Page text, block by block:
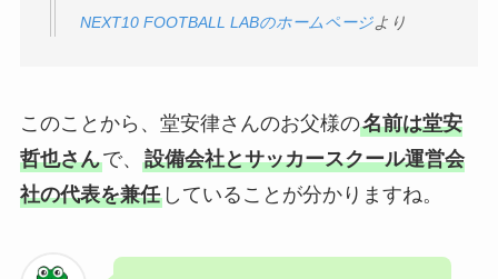
NEXT10 FOOTBALL LABのホームページより
このことから、堂安律さんのお父様の名前は堂安
哲也さんで、 設備会社とサッカースクール運営会
社の代表を兼任していることが分かりますね。